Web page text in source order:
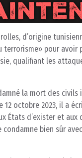
d’origine
pour avoir
qualifiant les
la mort des
12 octobre 2023, il a
États d’exister et
condamne bien sûr